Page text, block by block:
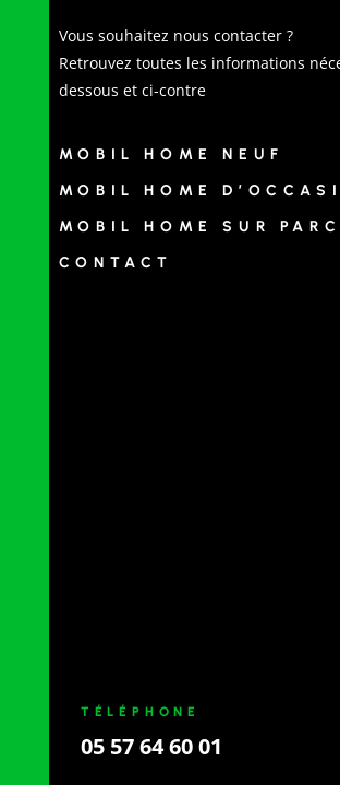
Vous souhaitez nous contacter ?
Retrouvez toutes les informations
dessous et ci-contre
MOBIL HOME NEUF
MOBIL HOME
MOBIL HOME SUR
CONTACT
TÉLÉPHONE
05 57 64 60 01